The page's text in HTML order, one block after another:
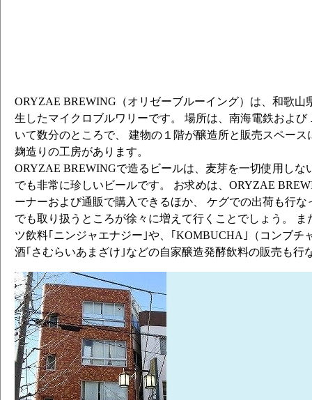
ORYZAE BREWING（オリゼーブルーイング）は、和歌山
生したマイクロブルワリーです。 場所は、南海電鉄および
いて数分のところで、 建物の１階が醸造所と販売スペー
麹造りの工房があります。
ORYZAE BREWINGで造るビールは、麦芽を一切使用しな
でも非常に珍しいビールです。 お求めは、ORYZAE
ーナーおよび通販で購入できるほか、 ケグでの出荷も行
でも取り扱うところが徐々に増えて行くことでしょう。
ツ飲料｢ニンジャエナジー｣や、｢KOMBUCHA｣（コンブチ
酒｢さむらいあまざけ｣などの自家醸造発酵飲料の販売も行